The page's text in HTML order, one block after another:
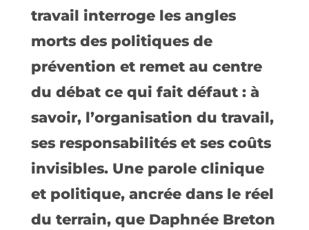
travail interroge les angles
morts des politiques de
prévention et remet au centre
du débat ce qui fait défaut : à
savoir, l’organisation du travail,
ses responsabilités et ses coûts
invisibles. Une parole clinique
et politique, ancrée dans le réel
du terrain, que Daphnée Breton